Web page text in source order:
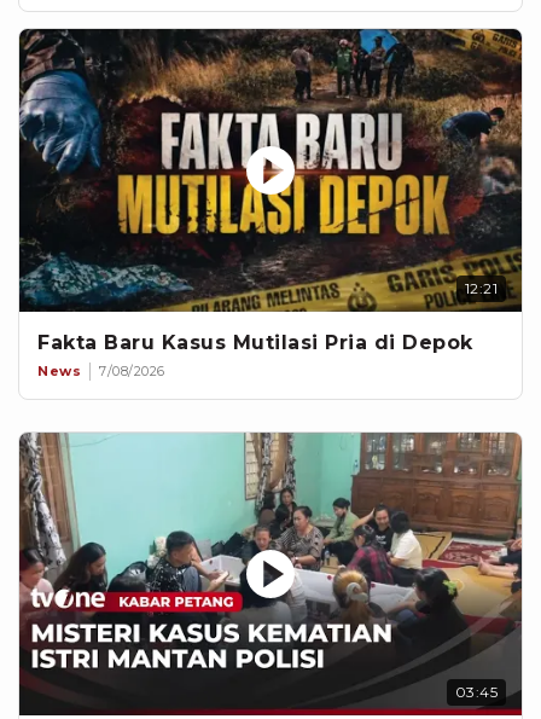
12:21
Fakta Baru Kasus Mutilasi Pria di Depok
News 7/08/2026
03:45